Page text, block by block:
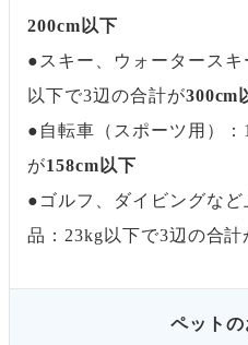
200cm以下
●スキー、ウォータース
以下で3辺の合計が300cm
●自転車（スポーツ用）
が158cm以下
●ゴルフ、ダイビングなど
品：23kg以下で3辺の合計
ペット